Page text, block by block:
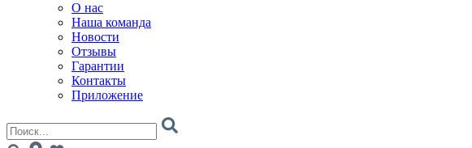
О нас
Наша команда
Новости
Отзывы
Гарантии
Контакты
Приложение